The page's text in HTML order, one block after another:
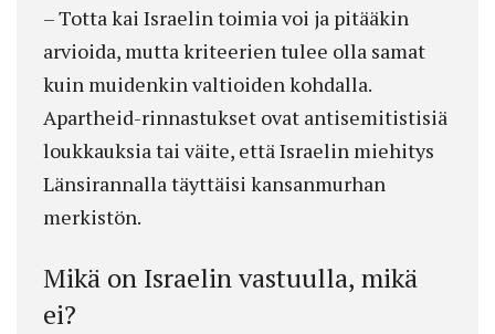
– Totta kai Israelin toimia voi ja pitääkin
arvioida, mutta kriteerien tulee olla samat
kuin muidenkin valtioiden kohdalla.
Apartheid-rinnastukset ovat antisemitistisiä
loukkauksia tai väite, että Israelin miehitys
Länsirannalla täyttäisi kansanmurhan
merkistön.
Mikä on Israelin vastuulla, mikä
ei?